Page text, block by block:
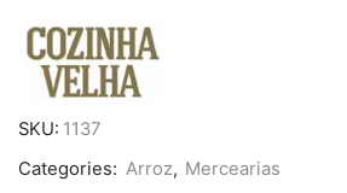
Arroz
Sushi
Selenio
-
1Kg
SKU: 1137
Categories: Arroz, Mercearias